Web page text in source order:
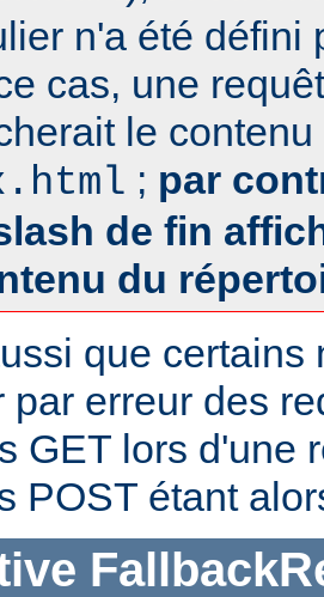
n'a été défini
cas, une
le
; par
de fin
du
que certains
par erreur des
GET lors d'une
POST étant